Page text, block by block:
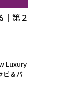
｜第２
Luxury
ビ＆バ